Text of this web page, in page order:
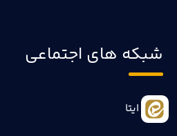
شبکه های اجتماعی
ایتا